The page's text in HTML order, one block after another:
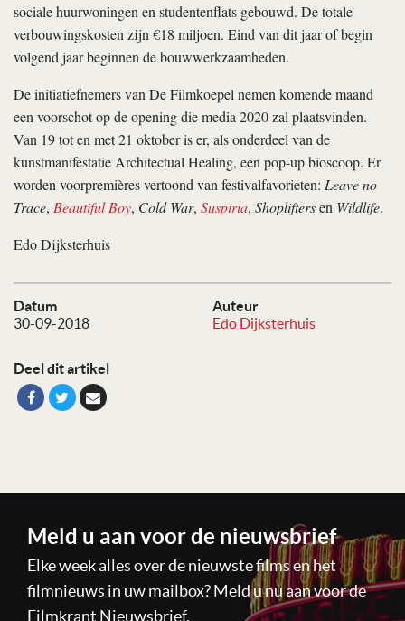
Datum
30-09-2018
Auteur
Edo Dijksterhuis
Deel dit artikel
sociale huurwoningen en studentenflats gebouwd. De totale
verbouwingskosten zijn €18 miljoen. Eind van dit jaar of begin
volgend jaar beginnen de bouwwerkzaamheden.
De initiatiefnemers van De Filmkoepel nemen komende maand
een voorschot op de opening die media 2020 zal plaatsvinden.
Van 19 tot en met 21 oktober is er, als onderdeel van de
kunstmanifestatie Architectual Healing, een pop-up bioscoop. Er
worden voorpremières vertoond van festivalfavorieten: Leave no
Trace, Beautiful Boy, Cold War, Suspiria, Shopliftersen Wildlife.
Edo Dijksterhuis
Meld u aan voor de nieuwsbrief
Elke week alles over de nieuwste films en het
filmnieuws in uw mailbox? Meld u nu aan voor de
Filmkrant Nieuwsbrief.